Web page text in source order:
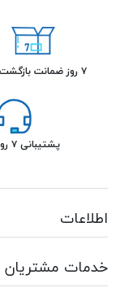
۷ روز ضمانت بازگشت کالا
پشتیبانی ۷ روز هفته
اطلاعات
خدمات مشتریان